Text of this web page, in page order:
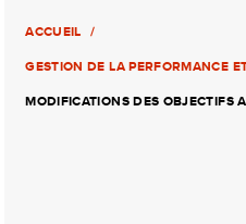
ACCUEIL
GESTION DE LA PERFORMANCE
MODIFICATIONS DES OBJECTIFS